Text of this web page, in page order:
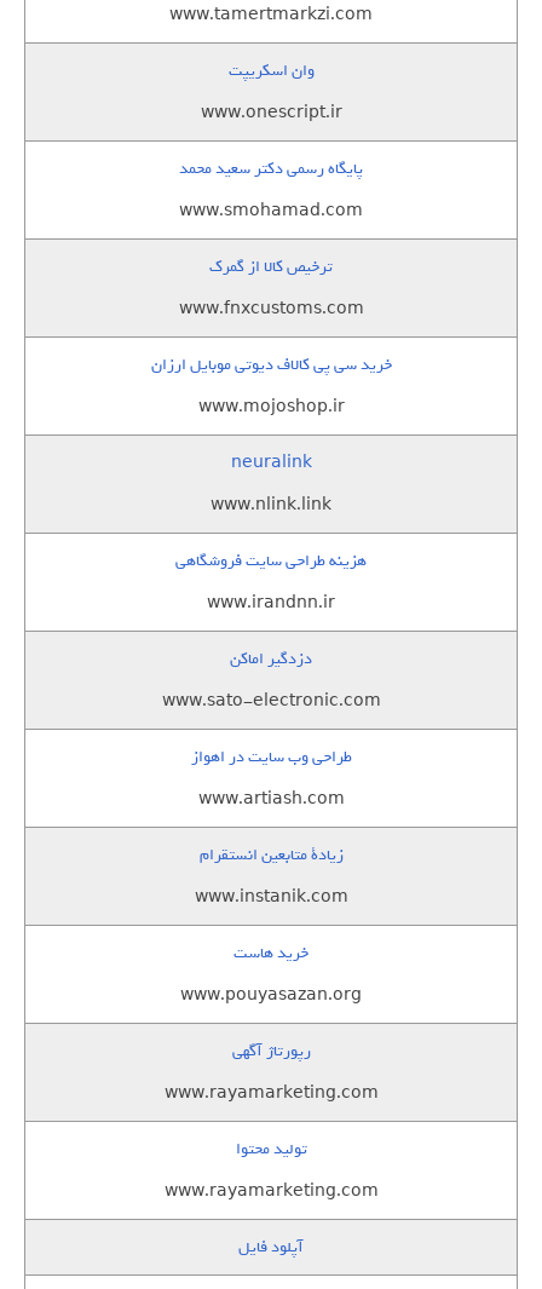
www.tamertmarkzi.com
وان اسکریپت
www.onescript.ir
پایگاه رسمی دکتر سعید محمد
www.smohamad.com
ترخیص کالا از گمرک
www.fnxcustoms.com
خرید سی پی کالاف دیوتی موبایل ارزان
www.mojoshop.ir
neuralink
www.nlink.link
هزینه طراحی سایت فروشگاهی
www.irandnn.ir
دزدگیر اماکن
www.sato-electronic.com
طراحی وب سایت در اهواز
www.artiash.com
زيادة متابعين انستقرام
www.instanik.com
خرید هاست
www.pouyasazan.org
رپورتاژ آگهی
www.rayamarketing.com
تولید محتوا
www.rayamarketing.com
آپلود فایل